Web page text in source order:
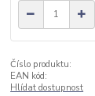
Číslo produktu:
EAN kód:
Hlídat dostupnost